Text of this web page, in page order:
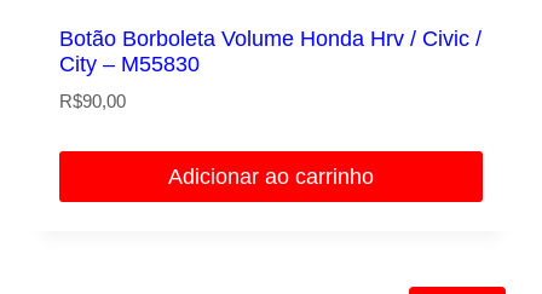
Botão Borboleta Volume Honda Hrv / Civic /
City – M55830
R$90,00
Adicionar ao carrinho